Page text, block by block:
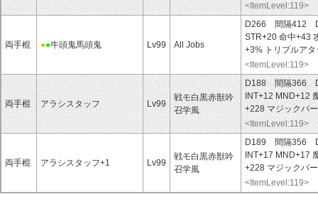
<ItemLevel:119>
両手棍 ●●牛頭鬼馬頭鬼 Lv99 All Jobs
D266 間隔412
STR+20 命中+43
+3% トリプルア
<ItemLevel:119>
両手棍 アラシスタッフ Lv99
戦モ白黒赤獣吟
召学風
D188 間隔366
INT+12 MND+12
+228 マジックバ
<ItemLevel:119>
両手棍 アラシスタッフ+1 Lv99
戦モ白黒赤獣吟
召学風
D189 間隔356
INT+17 MND+17
+228 マジックバ
<ItemLevel:119>